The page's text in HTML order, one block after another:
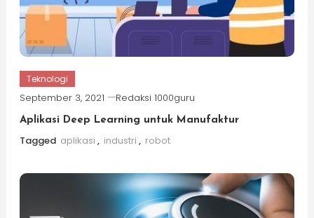
Teknologi
September 3, 2021 Redaksi 1000guru
Aplikasi Deep Learning untuk Manufaktur
Tagged aplikasi , industri , robot